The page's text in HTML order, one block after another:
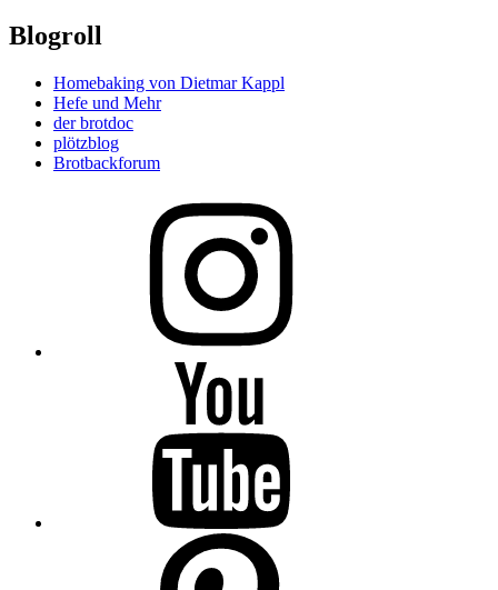
Blogroll
Homebaking von Dietmar Kappl
Hefe und Mehr
der brotdoc
plötzblog
Brotbackforum